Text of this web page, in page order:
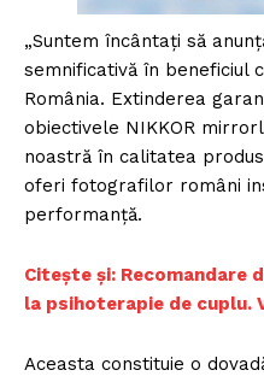
„Suntem încântați să
semnificativă în beneficiul
România. Extinderea
obiectivele NIKKOR
noastră în calitatea
oferi fotografilor români
performanță.
Citește și: Recomandare
la psihoterapie de cuplu.
Aceasta constituie o